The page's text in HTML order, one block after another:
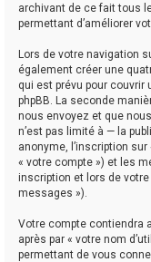
archivant de ce fait tous
permettant d’améliorer
Lors de votre navigation
également créer une
qui est prévu pour couvrir
phpBB. La seconde
nous envoyez et que
n’est pas limité à — la
anonyme, l’inscription
« votre compte ») et les
inscription et lors de
messages »).
Votre compte contiendra
après par « votre nom
permettant de vous